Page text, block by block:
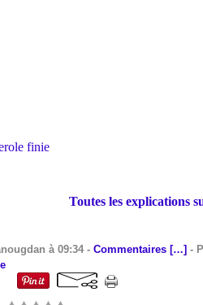
Toutes les explications
à 09:34 - Commentaires […] -